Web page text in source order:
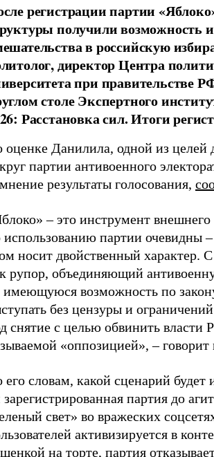
регистрации партии
получили возможность
в российскую
директор Центра
при
столе Экспертного
Расстановка сил. Итоги
оценке Данилила, одной из целей
партии антивоенного
результаты голосования,
– это инструмент
использованию партии очевидны
носит двойственный характер.
рупор, объединяющий
имеющуюся возможность по
без цензуры и
снятие с целью обвинить власти
«оппозицией», – говорит
его словам, какой сценарий будет
зарегистрированная партия до
свет» во вражеских
активизируется в
на торте, партия